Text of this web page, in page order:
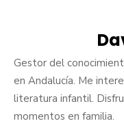
Gestor del
en Andalucía. Me
literatura infantil.
momentos en familia.